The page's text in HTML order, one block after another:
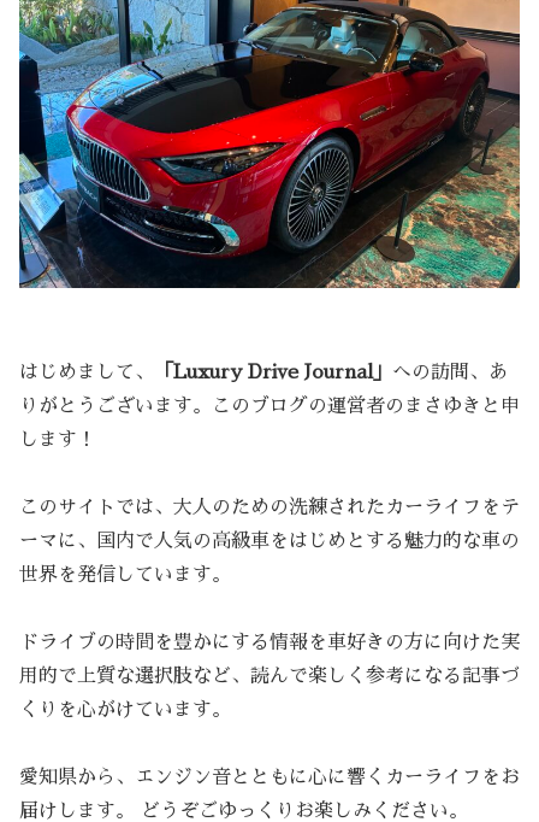
はじめまして、 「Luxury Drive Journal」 への訪問、あ
りがとうございます。このブログの運営者のまさゆきと申
します！
このサイトでは、大人のための洗練されたカーライフをテ
ーマに、国内で人気の高級車をはじめとする魅力的な車の
世界を発信しています。
ドライブの時間を豊かにする情報を車好きの方に向けた実
用的で上質な選択肢など、読んで楽しく参考になる記事づ
くりを心がけています。
愛知県から、エンジン音とともに心に響くカーライフをお
届けします。 どうぞごゆっくりお楽しみください。